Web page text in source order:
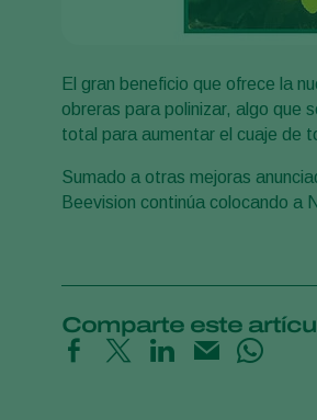
El gran beneficio que ofrece la
obreras para polinizar, algo que
total para aumentar el cuaje de
Sumado a otras mejoras
Beevision continúa colocando a
Comparte este